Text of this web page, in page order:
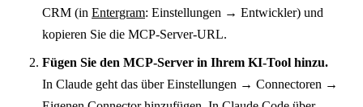
CRM (in Entergram: Einstellungen → Entwickler) und
kopieren Sie die MCP-Server-URL.
Fügen Sie den MCP-Server in Ihrem KI-Tool hinzu.
In Claude geht das über Einstellungen → Connectoren →